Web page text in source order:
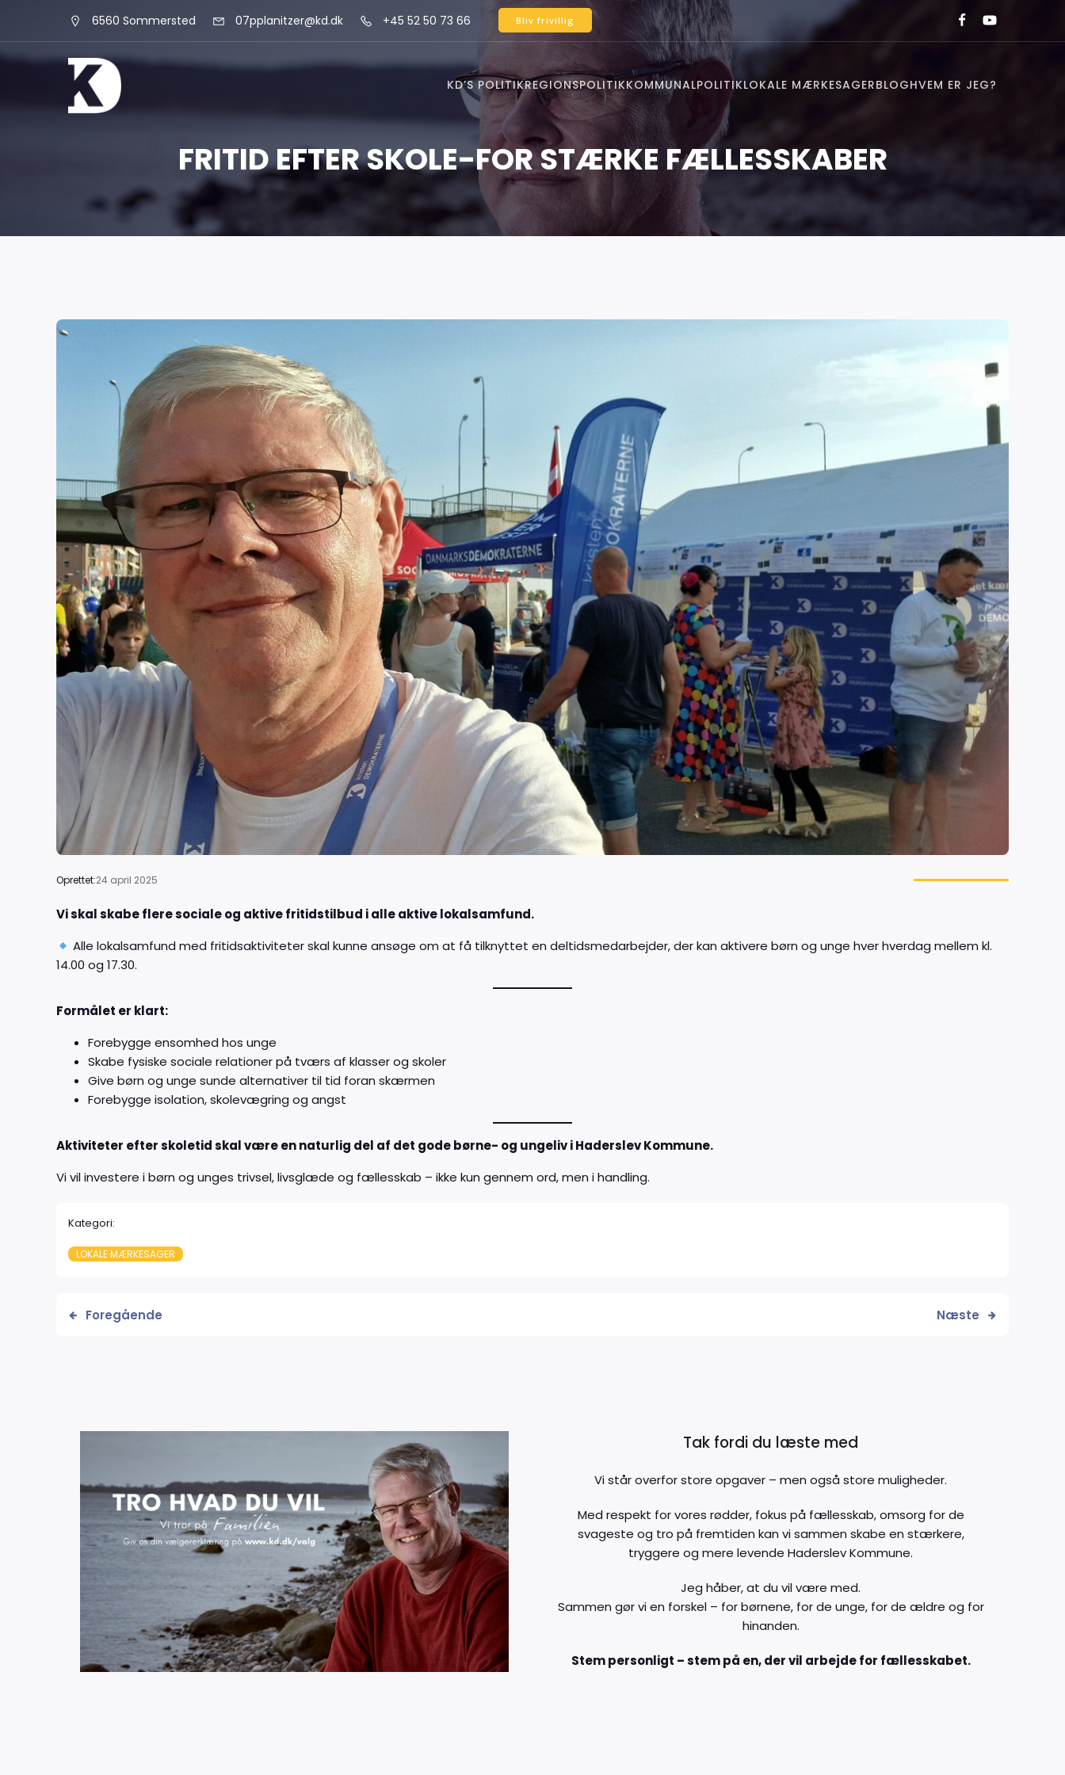
6560 Sommersted 07pplanitzer@kd.dk +45 52 50 73 66 Bliv frivillig
KD’S POLITIKREGIONSPOLITIKKOMMUNALPOLITIKLOKALE MÆRKESAGERBLOGHVEM ER JEG?
FRITID EFTER SKOLE-FOR STÆRKE FÆLLESSKABER
Oprettet:24 april 2025
Vi skal skabe flere sociale og aktive fritidstilbud i alle aktive lokalsamfund.
Alle lokalsamfund med fritidsaktiviteter skal kunne ansøge om at få tilknyttet en deltidsmedarbejder, der kan aktivere børn og unge hver hverdag mellem kl.
14.00 og 17.30.
Formålet er klart:
Forebygge ensomhed hos unge
Skabe fysiske sociale relationer på tværs af klasser og skoler
Give børn og unge sunde alternativer til tid foran skærmen
Forebygge isolation, skolevægring og angst
Aktiviteter efter skoletid skal være en naturlig del af det gode børne- og ungeliv i Haderslev Kommune.
Vi vil investere i børn og unges trivsel, livsglæde og fællesskab – ikke kun gennem ord, men i handling.
Kategori:
LOKALE MÆRKESAGER
Foregående Næste
Tak fordi du læste med
Vi står overfor store opgaver – men også store muligheder.
Med respekt for vores rødder, fokus på fællesskab, omsorg for de
svageste og tro på fremtiden kan vi sammen skabe en stærkere,
tryggere og mere levende Haderslev Kommune.
Jeg håber, at du vil være med.
Sammen gør vi en forskel – for børnene, for de unge, for de ældre og for
hinanden.
Stem personligt – stem på en, der vil arbejde for fællesskabet.